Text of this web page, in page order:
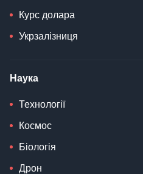
Курс долара
Укрзалізниця
Наука
Технології
Космос
Біологія
Дрон